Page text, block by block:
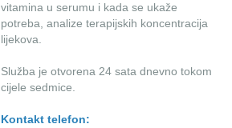
vitamina u serumu i kada se ukaže
potreba, analize terapijskih koncentracija
lijekova.
Služba je otvorena 24 sata dnevno tokom
cijele sedmice.
Kontakt telefon: